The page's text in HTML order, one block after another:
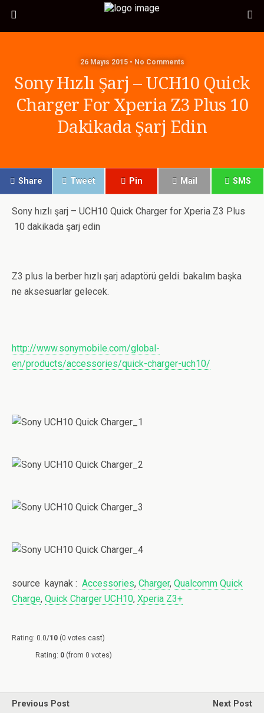
26 Mayıs 2015 • No Comments
Sony Hızlı Şarj – UCH10 Quick
Charger For Xperia Z3 Plus 10
Dakikada Şarj Edin
Share Tweet Pin Mail SMS
Sony hızlı şarj – UCH10 Quick Charger for Xperia Z3 Plus
10 dakikada şarj edin
Z3 plus la berber hızlı şarj adaptörü geldi. bakalım başka
ne aksesuarlar gelecek.
http://www.sonymobile.com/global-
en/products/accessories/quick-charger-uch10/
source kaynak : Accessories, Charger, Qualcomm Quick
Charge, Quick Charger UCH10, Xperia Z3+
Rating: 0.0/10 (0 votes cast)
Rating: 0 (from 0 votes)
Previous Post
Next Post